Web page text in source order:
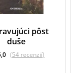
pôst
duše
(54 recenzií)